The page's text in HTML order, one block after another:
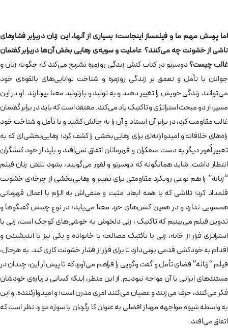
اما پرسش مهم ما و فیلمساز اینجاست؛ بسیاری از آنها، این زنان دربرابر فشارهای
ناشی از خشونت چه می‌کنند؟ عاملیت و سویه‌ی رهایی بخش آن‌ها دربرابر گفتمان
غالب چیست؟دوسرتو در کتاب کنش زندگی روزمره تشریح می‌کند که چگونه زنان و
جوانان با تأمل و تعمق بر زندگی روزمره و شناخت توانایی‌های بالقوه‌ی خود
می‌توانند زندگی خویش را تغییر دهند و به تولید و بازتولید معنا بپردازند. او در این
مسیر، از دو مبحث استراتژی و تاکتیک یاد می‌کند. معتقد است که باید در برابر گفتمان
غالب مقاومت کرد، در برابر آن ایستاد و آن را به چالش کشید و با تأمل و شناخت خود
راه‌های خلاقانه و امیدوارانه‌ای برای رهایی‌بخشی را کشف کرد؛ رهایی‌بخشی‌ای که به
تعبیر لُفور دیگر به دست متفکران و قهرمانان اتفاق نمی‌افتد و باید از خود کنشگران
انتظار داشت. شاید همانگونه که دوسرتو و لفور می‌گویند، بشود تلاش زنان فیلم
“زنانه” را هم نوعی رویکرد مقاومتی برای تغییر و رهایی‌بخشی از چرخه‌ی خشونت
قلمداد کرد؛ تلاشی که با همه ابعاد مثبت و منفی‌اش به الزام با اعمال قهرمانی
همسویی ندارد و در همین کنش‌های خرد معنا می‌یابد؛ در نوع چینش گفتگوها و
تدوین فیلم می‌بینیم که تاکتیک ، زنی دلخوش به خوشی‌های کوچک است، زنی با
استراتژی فرار از خانه، زنی با تاکتیک مصالحه با خانواده و یکی نیز با اندیشیدن و
اقدام به خودکشی قدمی برمی‌دارد تا برای فرار از فشار خشونت کاری کند. به هرحال،
فیلم “زنانه” فضای تأمل و گفت وگویی را فراهم می‌آوردکه تا پیش از این، چندان در
مستندهای ایرانی با آن مواجه نبودیم. از این منظر، اینکه کسانی درباره‌ی خودشان
فکر می‌کنند، حرف می‌زنند و عصیان می‌کنند امری مدرن است؛ و امیدوارکننده. و این
به واسطه‌ شیوه‌ مواجهه‌ مهناز افضلی به عنوان کا رگردان با سوژه‌ مورد نظر است که
اتفاق می‌افتد.